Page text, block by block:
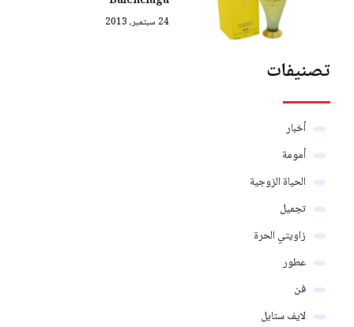
24 سبتمبر، 2013
تصنيفات
أخبار
أمومة
الحياة الزوجية
تجميل
زاويتي الحرة
عطور
فن
لايف ستايل